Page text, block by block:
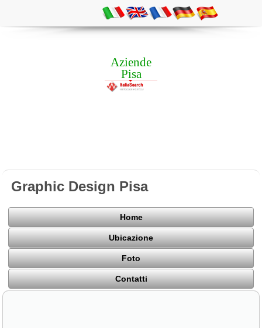
Aziende
Pisa
Graphic Design Pisa
Home
Ubicazione
Foto
Contatti